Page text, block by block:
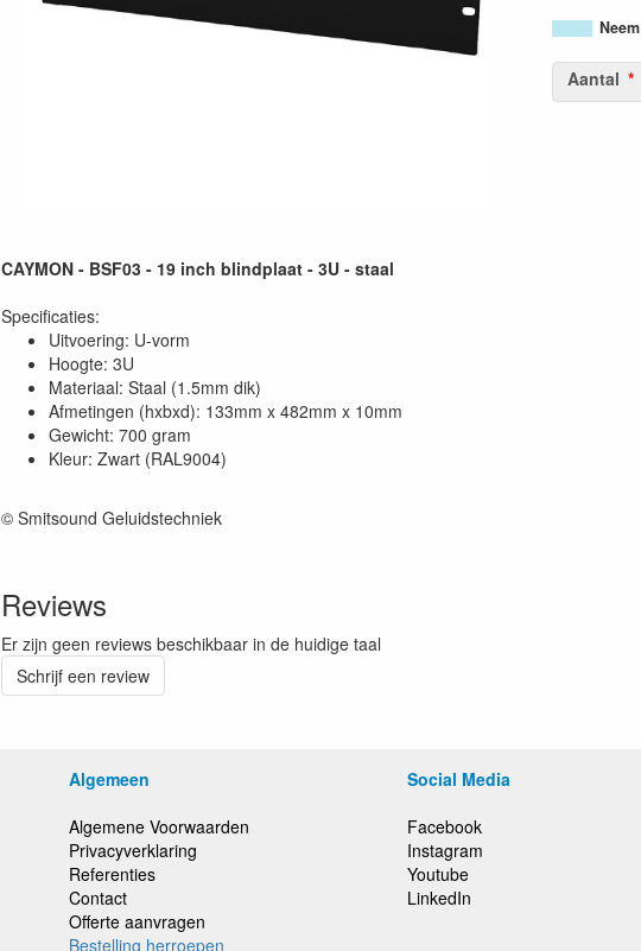
Aantal
CAYMON - BSF03 - 19 inch blindplaat - 3U - staal
Specificaties:
Uitvoering: U-vorm
Hoogte: 3U
Materiaal: Staal (1.5mm dik)
Afmetingen (hxbxd): 133mm x 482mm x 10mm
Gewicht: 700 gram
Kleur: Zwart (RAL9004)
© Smitsound Geluidstechniek
Reviews
Er zijn geen reviews beschikbaar in de huidige taal
Schrijf een review
Algemeen
Algemene Voorwaarden
Privacyverklaring
Referenties
Contact
Offerte aanvragen
Bestelling herroepen
Social Media
Facebook
Instagram
Youtube
LinkedIn